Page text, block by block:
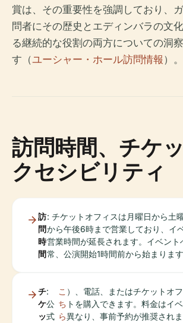
賞は、その重要性を強調しており、
問者にその歴史とエディンバラの文
る継続的な役割の両方についての洞
す（ユーシャー・ホール訪問情報 ）。
訪問時間、チケ
クセシビリティ
訪
問
時
間
: チケットオフィスは月曜日から土
から午後6時まで営業しており、イ
営業時間が延長されます。イベント
常、公演開始1時間前から始まります
チ
ケ
ッ
:
公
式
こ
ち
ら
）、電話、またはチケットオ
トを購入できます。料金はイ
異なり、事前予約が推奨され